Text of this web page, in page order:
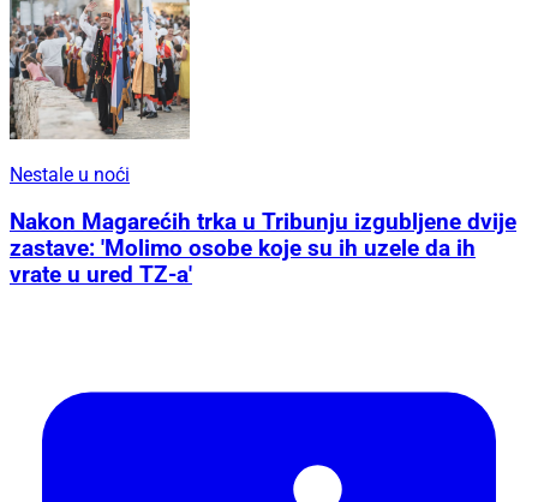
Nestale u noći
Nakon Magarećih trka u Tribunju izgubljene dvije
zastave: 'Molimo osobe koje su ih uzele da ih
vrate u ured TZ-a'